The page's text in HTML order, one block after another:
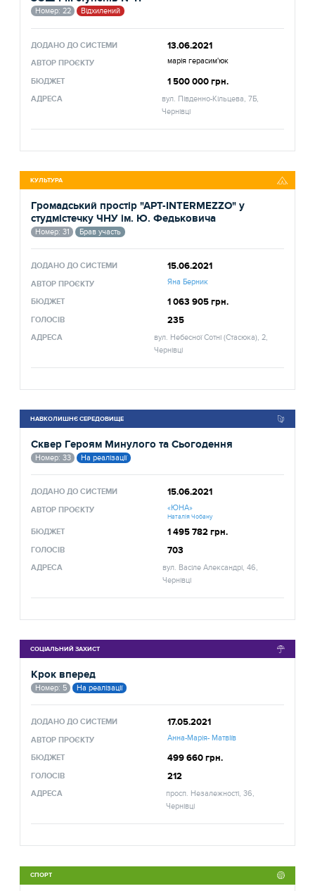
Номер: 22 Відхилений
ДОДАНО ДО СИСТЕМИ 13.06.2021
АВТОР ПРОЄКТУ марія герасим'юк
БЮДЖЕТ 1 500 000 грн.
АДРЕСА
вул. Південно-Кільцева, 7Б,
Чернівці
КУЛЬТУРА
Громадський простір "АРТ-INTERMEZZO" у
студмістечку ЧНУ ім. Ю. Федьковича
Номер: 31 Брав участь
ДОДАНО ДО СИСТЕМИ 15.06.2021
АВТОР ПРОЄКТУ Яна Берник
БЮДЖЕТ 1 063 905 грн.
ГОЛОСІВ 235
АДРЕСА
вул. Небесної Сотні (Стасюка), 2,
Чернівці
НАВКОЛИШНЄ СЕРЕДОВИЩЕ
Сквер Героям Минулого та Сьогодення
Номер: 33 На реалізації
ДОДАНО ДО СИСТЕМИ 15.06.2021
АВТОР ПРОЄКТУ «ЮНА»
Наталія Чобану
БЮДЖЕТ 1 495 782 грн.
ГОЛОСІВ 703
АДРЕСА
вул. Васіле Александрі, 46,
Чернівці
СОЦІАЛЬНИЙ ЗАХИСТ
Крок вперед
Номер: 5 На реалізації
ДОДАНО ДО СИСТЕМИ 17.05.2021
АВТОР ПРОЄКТУ Анна-Марія- Матвіїв
БЮДЖЕТ 499 660 грн.
ГОЛОСІВ 212
АДРЕСА
просп. Незалежності, 36,
Чернівці
СПОРТ